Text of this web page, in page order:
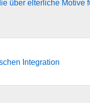
über elterliche Motive
Integration